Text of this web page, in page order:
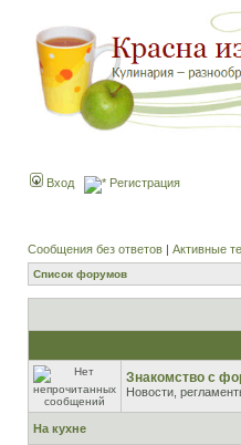
Вход Регистрация
Сообщения без ответов | Активные
Список форумов
Знакомство с
Новости,
На кухне